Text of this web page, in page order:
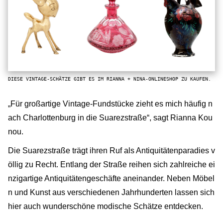
DIESE VINTAGE-SCHÄTZE GIBT ES IM RIANNA + NINA-ONLINESHOP ZU KAUFEN.
„Für großartige Vintage-Fundstücke zieht es mich häufig n
ach Charlottenburg in die Suarezstraße“, sagt Rianna Kou
nou.
Die Suarezstraße trägt ihren Ruf als Antiquitätenparadies v
öllig zu Recht. Entlang der Straße reihen sich zahlreiche ei
nzigartige Antiquitätengeschäfte aneinander. Neben Möbel
n und Kunst aus verschiedenen Jahrhunderten lassen sich
hier auch wunderschöne modische Schätze entdecken.